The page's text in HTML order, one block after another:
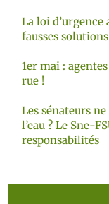
La loi
fausses
1er mai :
rue !
Les sénateurs
l’eau ? Le Sne-
responsabilités